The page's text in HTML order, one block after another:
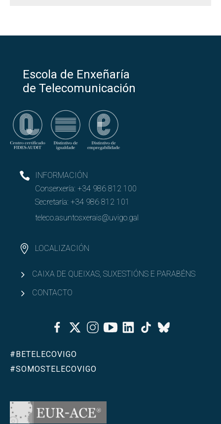
Escola de Enxeñaría
de Telecomunicación
INFORMACIÓN
Conserxería: +34 986 812 100
Secretaría: +34 986 812 101
teleco.asuntosxerais@uvigo.gal
LOCALIZACIÓN
CAIXA DE QUEIXAS, SUXESTIÓNS E PARABÉNS
CONTACTO
FacebookTwitterInstagramYoutubeLinkedinTiktok
Bluesky
#BETELECOVIGO
#SOMOSTELECOVIGO